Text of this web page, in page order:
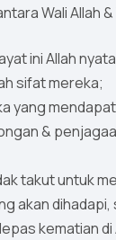
Wali Allah
ini Allah
sifat mereka;
yang
&
takut untuk
akan dihadapi,
kematian di